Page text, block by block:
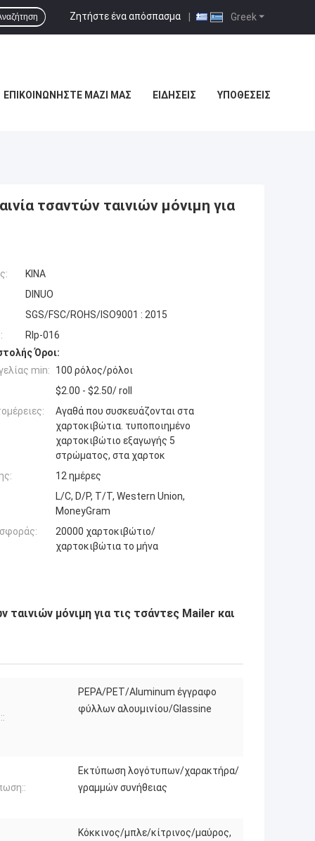
Greek
Ζητήστε ένα απόσπασμα |
ΕΠΙΚΟΙΝΩΝΉΣΤΕ ΜΑΖΊ ΜΑΣ ΕΙΔΉΣΕΙΣ ΥΠΟΘΈΣΕΙΣ
τσαντών ταινιών μόνιμη για
ΚΙΝΑ
DINUO
SGS/FSC/ROHS/ISO9001 : 2015
Rlp-016
Όροι:
min:
100 ρόλος/ρόλοι
$2.00 - $2.50/ roll
Αγαθά που συσκευάζονται στα
χαρτοκιβώτια. τυποποιημένο
χαρτοκιβώτιο εξαγωγής 5
στρώματος, στα χαρτοκ
12 ημέρες
L/C, D/P, T/T, Western Union,
MoneyGram
20000 χαρτοκιβώτιο/
χαρτοκιβώτια το μήνα
ταινιών μόνιμη για τις τσάντες Mailer και
PEPA/PET/Aluminum έγγραφο
φύλλων αλουμινίου/Glassine
Εκτύπωση λογότυπων/χαρακτήρα/
γραμμών συνήθειας
Κόκκινος/μπλε/κίτρινος/μαύρος,